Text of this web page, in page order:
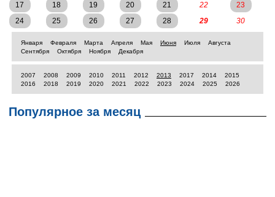
17
18 19 20 21 22
23
24
25 26 27 28 29 30
Января Февраля Марта Апреля Мая Июня Июля
Августа
Сентября
Октября Ноября Декабря
2007 2008 2009 2010 2011 2012 2013 2017 2014
2015
2016
2018 2019 2020 2021 2022 2023 2024 2025 2026
Популярное за месяц